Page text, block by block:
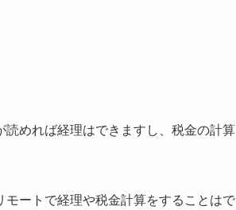
めれば経理はできますし、税金の計算
ートで経理や税金計算をすることはで